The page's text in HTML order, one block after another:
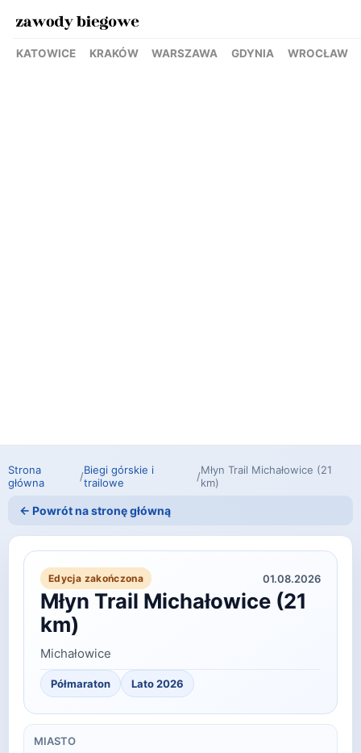
KATOWICE KRAKÓW WARSZAWA GDYNIA WROCŁAW
Strona
główna
/Biegi górskie i
trailowe
/Młyn Trail Michałowice (21
km)
← Powrót na stronę główną
Edycja zakończona 01.08.2026
Młyn Trail Michałowice (21
km)
Michałowice
Półmaraton Lato 2026
MIASTO